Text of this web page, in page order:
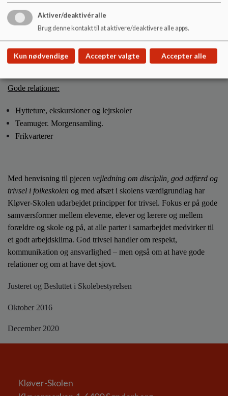
Sammenhænge ved visitation (samarbejde med institutioner og
Gode relationer:
Hytteture, ekskursioner og lejrskoler
Teamuger. Morgensamling.
Frikvarterer
Med henvisning til pjecen vejledning om disciplin, god adfærd og
trivsel i folkeskolen og med afsæt i skolens værdigrundlag har
Kløver-Skolen udarbejdet principper for trivsel. Fokus er på gode
samværsformer mellem eleverne, elever og lærere og mellem
forældre og skole og på, at alle parter i samarbejdet medvirker til
et godt arbejdsklima. God trivsel handler om respekt,
kommunikation og ansvarlighed – men også om at have gode
relationer og om at have det sjovt.
Justeret og Besluttet i Skolebestyrelsen
Oktober 2016
December 2020
Kløver-Skolen
Aktiver/deaktivér alle
Brug denne kontakt til at aktivere/deaktivere alle apps.
Kun nødvendige Accepter valgte Accepter alle